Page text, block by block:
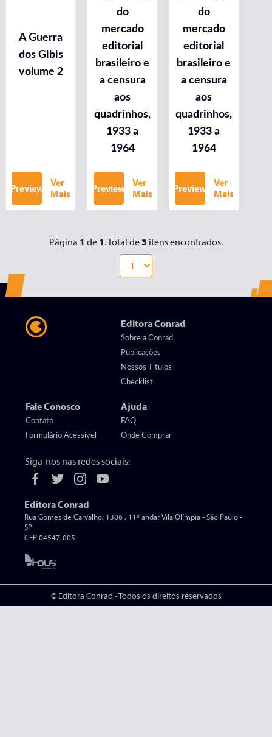
A Guerra
dos Gibis
volume 2
Preview
Ver
Mais
do
mercado
editorial
brasileiro e
a censura
aos
quadrinhos,
1933 a
1964
Preview
Ver
Mais
do
mercado
editorial
brasileiro e
a censura
aos
quadrinhos,
1933 a
1964
Preview
Ver
Mais
Página 1 de 1. Total de3 itens encontrados.
Editora Conrad
Sobre a Conrad
Publicações
Nossos Títulos
Checklist
Fale Conosco
Contato
Formulário Acessível
Ajuda
FAQ
Onde Comprar
Siga-nos nas redes sociais:
Editora Conrad
Rua Gomes de Carvalho, 1306 , 11º andar Vila Olímpia - São Paulo -
SP
CEP 04547-005
© Editora Conrad - Todos os direitos reservados